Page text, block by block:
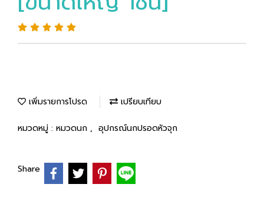
เพิ่มรายการโปรด เปรียบเทียบ
หมวดหมู่ : หมวดนก , อุปกรณ์นกปรอดหัวจุก
Share